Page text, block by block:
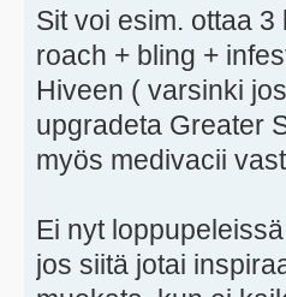
Sit voi esim. ottaa
roach + bling +
Hiveen ( varsinki
upgradeta Greater
myös medivacii
Ei nyt
jos siitä jotai